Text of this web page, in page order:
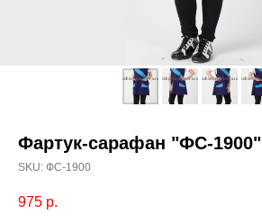
Фартук-сарафан "ФС-1900"
SKU: ФС-1900
975 р.